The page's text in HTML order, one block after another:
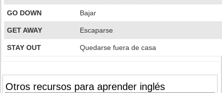
GO DOWN Bajar
GET AWAY Escaparse
STAY OUT Quedarse fuera de casa
Otros recursos para aprender inglés